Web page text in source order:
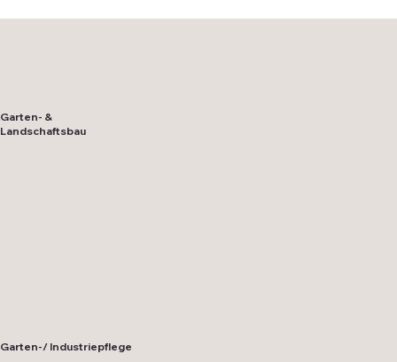
Garten- &
Landschaftsbau
Garten-/ Industriepflege